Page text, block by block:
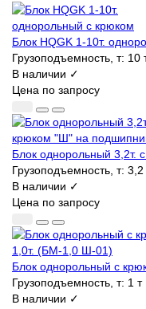
Блок HQGK 1-10т.
Грузоподъемность, т: 10
В наличии ✓
Цена по запросу
Блок однорольный 3,2т.
Грузоподъемность, т: 3,2
В наличии ✓
Цена по запросу
Блок однорольный с
Грузоподъемность, т: 1 т
В наличии ✓